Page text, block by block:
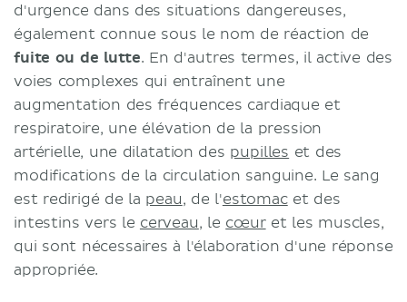
d'urgence dans des situations dangereuses,
également connue sous le nom de réaction de
fuite ou de lutte. En d'autres termes, il active des
voies complexes qui entraînent une
augmentation des fréquences cardiaque et
respiratoire, une élévation de la pression
artérielle, une dilatation des pupilles et des
modifications de la circulation sanguine. Le sang
est redirigé de la peau, de l'estomacet des
intestins vers le cerveau, le cœuret les muscles,
qui sont nécessaires à l'élaboration d'une réponse
appropriée.